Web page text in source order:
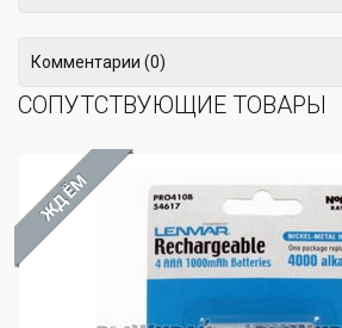
Комментарии (0)
СОПУТСТВУЮЩИЕ ТОВАРЫ
ХИТ ЖДЁМ